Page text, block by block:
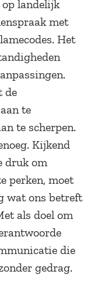
landelijk
met
Het
de
te
te scherpen.
Kijkend
druk om
perken, moet
wat ons betreft
als doel om
die
gedrag.